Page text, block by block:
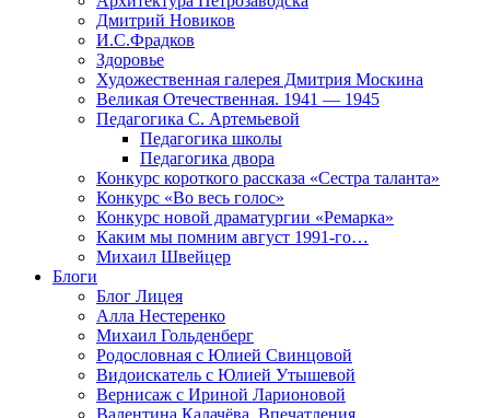
Дмитрий Новиков
И.С.Фрадков
Здоровье
Художественная галерея Дмитрия Москина
Великая Отечественная. 1941 — 1945
Педагогика С. Артемьевой
Педагогика школы
Педагогика двора
Конкурс короткого рассказа «Сестра таланта»
Конкурс «Во весь голос»
Конкурс новой драматургии «Ремарка»
Каким мы помним август 1991-го…
Михаил Швейцер
Блоги
Блог Лицея
Алла Нестеренко
Михаил Гольденберг
Родословная с Юлией Свинцовой
Видоискатель с Юлией Утышевой
Вернисаж с Ириной Ларионовой